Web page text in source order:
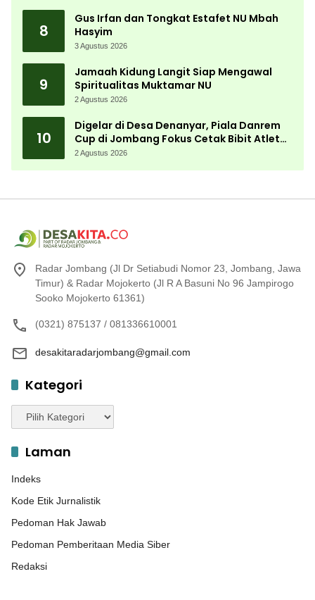
8
Gus Irfan dan Tongkat Estafet NU Mbah
Hasyim
3 Agustus 2026
9
Jamaah Kidung Langit Siap Mengawal
Spiritualitas Muktamar NU
2 Agustus 2026
10
Digelar di Desa Denanyar, Piala Danrem
Cup di Jombang Fokus Cetak Bibit Atlet
Menembak Berprestasi
2 Agustus 2026
Radar Jombang (Jl Dr Setiabudi Nomor 23, Jombang, Jawa
Timur) & Radar Mojokerto (Jl R A Basuni No 96 Jampirogo
Sooko Mojokerto 61361)
(0321) 875137 / 081336610001
desakitaradarjombang@gmail.com
Kategori
Kategori
Laman
Indeks
Kode Etik Jurnalistik
Pedoman Hak Jawab
Pedoman Pemberitaan Media Siber
Redaksi